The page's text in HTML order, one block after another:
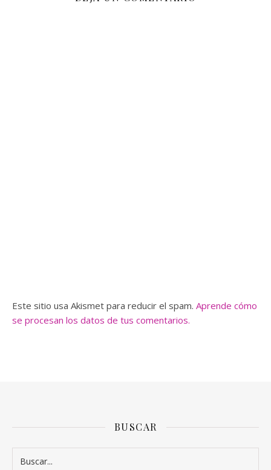
Este sitio usa Akismet para reducir el spam. Aprende cómo
se procesan los datos de tus comentarios.
BUSCAR